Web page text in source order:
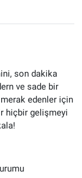
son dakika
ve sade bir
edenler için
hiçbir gelişmeyi